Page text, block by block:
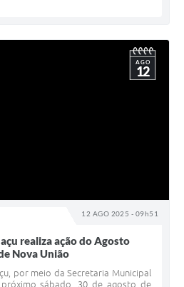
12 AGO 2025 - 09h51
AGO
12
realiza ação do Agosto
Nova União
por meio da Secretaria Municipal
sábado, 30 de agosto de